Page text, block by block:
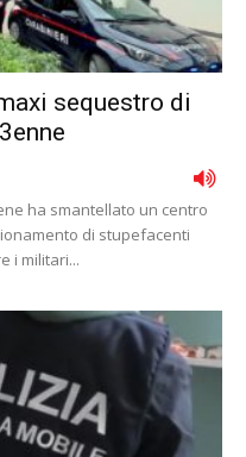
sequestro di
ha smantellato un centro
di stupefacenti
i militari...